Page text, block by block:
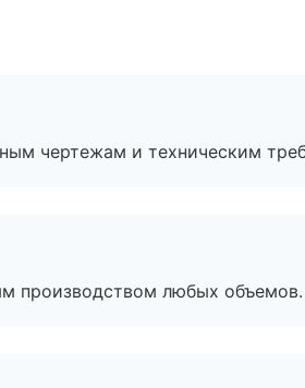
чертежам и техническим
производством любых объемов.